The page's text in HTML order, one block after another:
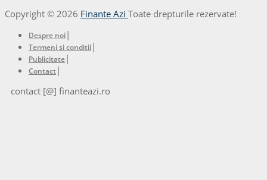
Copyright © 2026 Finante Azi Toate drepturile rezervate!
Despre noi|
Termeni si conditii|
Publicitate|
Contact|
contact [@] finanteazi.ro